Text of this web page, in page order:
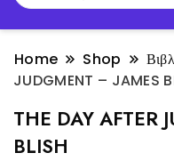
Home Shop
JUDGMENT – JAMES
THE DAY AFTER
BLISH